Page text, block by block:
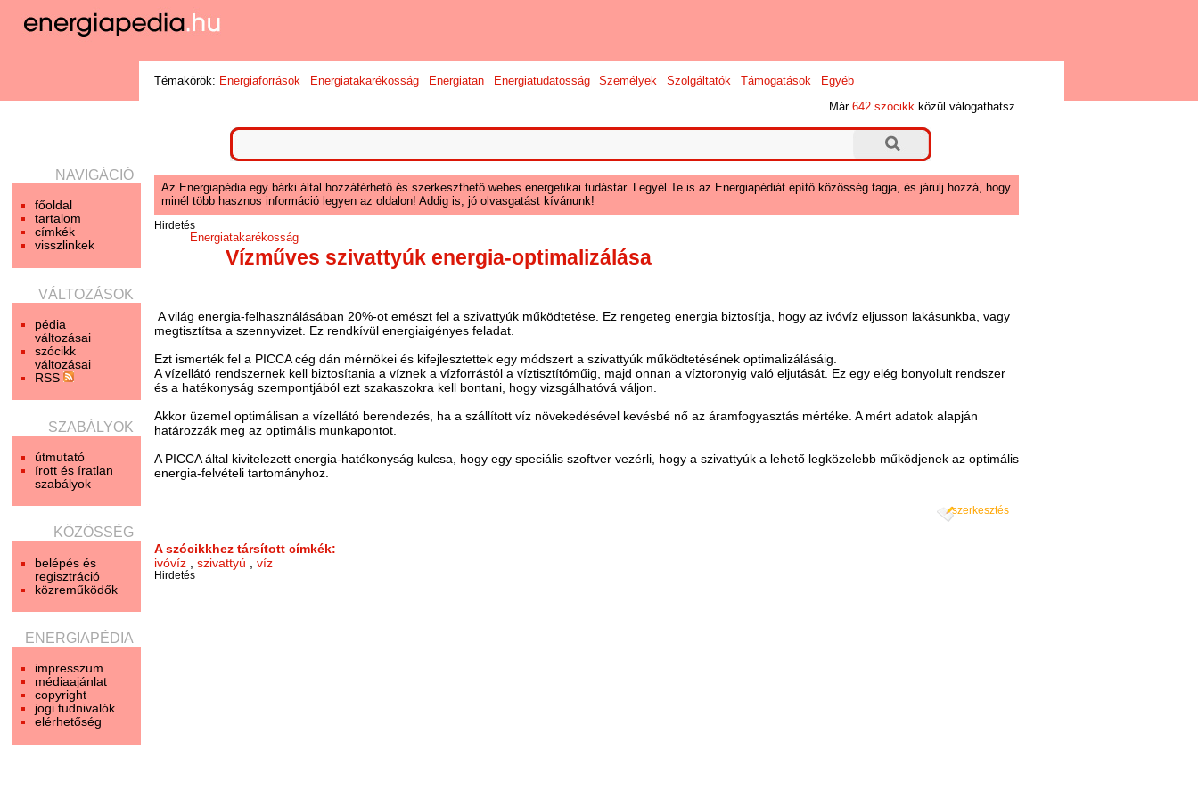
NAVIGÁCIÓ
főoldal
tartalom
címkék
visszlinkek
VÁLTOZÁSOK
pédia
változásai
szócikk
változásai
RSS
SZABÁLYOK
útmutató
írott és íratlan
szabályok
KÖZÖSSÉG
belépés és
regisztráció
közreműködők
ENERGIAPÉDIA
impresszum
médiaajánlat
copyright
jogi tudnivalók
elérhetőség
Témakörök: Energiaforrások Energiatakarékosság Energiatan Energiatudatosság Személyek Szolgáltatók Támogatások
Egyéb
Már642 szócikk közül válogathatsz.
Az Energiapédia egy bárki által hozzáférhető és szerkeszthető webes energetikai tudástár. Legyél Te is az Energiapédiát építő közösség tagja, és járulj hozzá, hogy
minél több hasznos információ legyen az oldalon! Addig is, jó olvasgatást kívánunk!
Hirdetés
Energiatakarékosság
Vízműves szivattyúk energia-optimalizálása
A világ energia-felhasználásában 20%-ot emészt fel a szivattyúk működtetése. Ez rengeteg energia biztosítja, hogy az ivóvíz eljusson lakásunkba, vagy
megtisztítsa a szennyvizet. Ez rendkívül energiaigényes feladat.
Ezt ismerték fel a PICCA cég dán mérnökei és kifejlesztettek egy módszert a szivattyúk működtetésének optimalizálásáig.
A vízellátó rendszernek kell biztosítania a víznek a vízforrástól a víztisztítóműig, majd onnan a víztoronyig való eljutását. Ez egy elég bonyolult rendszer
és a hatékonyság szempontjából ezt szakaszokra kell bontani, hogy vizsgálhatóvá váljon.
Akkor üzemel optimálisan a vízellátó berendezés, ha a szállított víz növekedésével kevésbé nő az áramfogyasztás mértéke. A mért adatok alapján
határozzák meg az optimális munkapontot.
A PICCA által kivitelezett energia-hatékonyság kulcsa, hogy egy speciális szoftver vezérli, hogy a szivattyúk a lehető legközelebb működjenek az optimális
energia-felvételi tartományhoz.
szerkesztés
A szócikkhez társított címkék:
ivóvíz ,szivattyú ,víz
Hirdetés